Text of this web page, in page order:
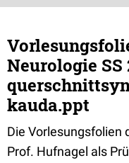
Neurologie SS
kauda.ppt
Die Vorlesungsfolien
Prof. Hufnagel als